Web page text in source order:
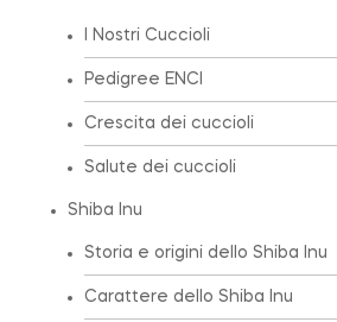
I Nostri Cuccioli
Pedigree ENCI
Crescita dei cuccioli
Salute dei cuccioli
Shiba Inu
Storia e origini dello Shiba Inu
Carattere dello Shiba Inu